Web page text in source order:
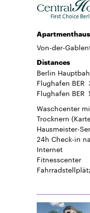
Von-der-
Distances
Berlin
Flughafen BER
Flughafen BER
Waschcenter
Trocknern
Hausmeister-
24h Check-in
Internet
Fitnesscenter